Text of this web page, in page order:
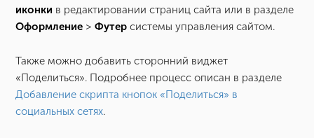
иконки в редактировании страниц сайта или в разделе
Оформление >Футер системы управления сайтом.
Также можно добавить сторонний виджет
«Поделиться». Подробнее процесс описан в разделе
Добавление скрипта кнопок «Поделиться» в
социальных сетях.